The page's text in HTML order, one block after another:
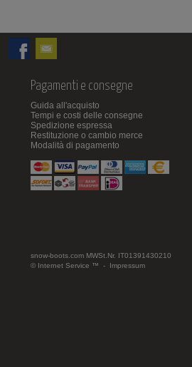
Pagamenti e consegne
Guida all'acquisto
Tempi e costi delle consegne
Spedizione espressa
Restituzione o cambio merce
Modalità di pagamento
snow-boots.com MWSt.Nr. IT01391430210
© Internet Service ™ - Impressum